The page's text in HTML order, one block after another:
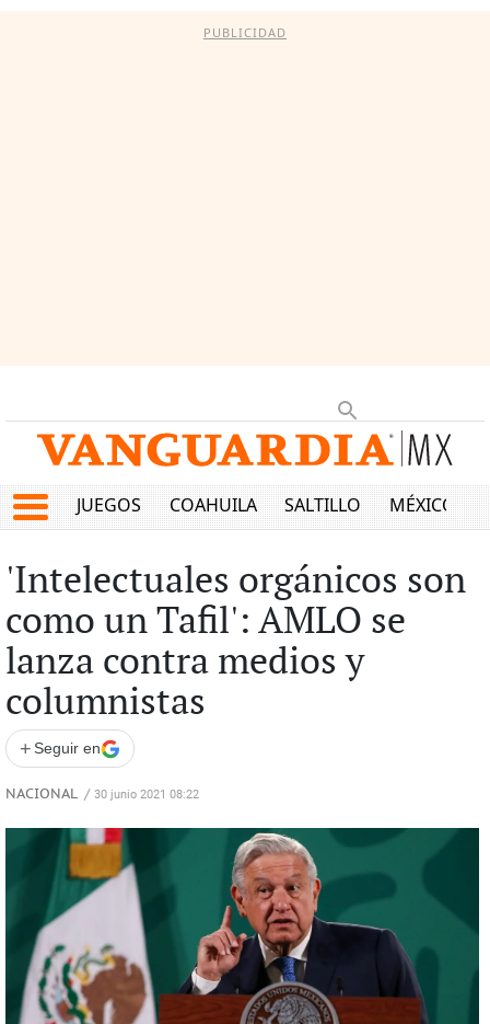
PUBLICIDAD
JUEGOS COAHUILA SALTILLO MÉXICO
'Intelectuales orgánicos son
como un Tafil': AMLO se
lanza contra medios y
columnistas
+ Seguir en
NACIONAL / 30 junio 2021 08:22